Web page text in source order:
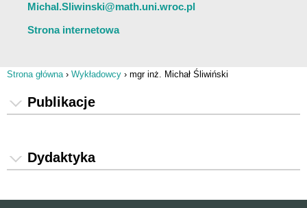
Michal.Sliwinski@math.uni.wroc.pl
Strona internetowa
Strona główna› Wykładowcy › mgr inż. Michał Śliwiński
Publikacje
Dydaktyka